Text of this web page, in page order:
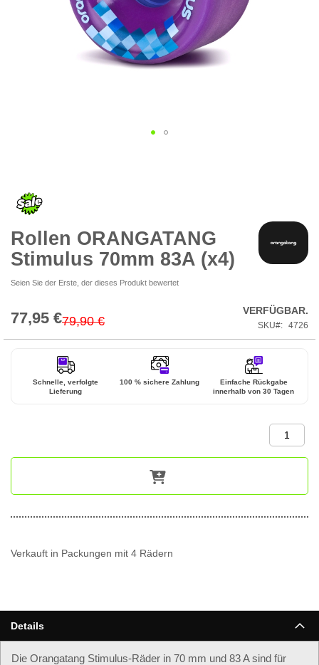
Bildgalerie
springen
Rollen ORANGATANG
Stimulus 70mm 83A (x4)
Seien Sie der Erste, der dieses Produkt bewertet
Special
77,95 €79,90 €
VERFÜGBAR.
SKU 4726
Schnelle, verfolgte
Lieferung
100 % sichere Zahlung
Einfache Rückgabe
innerhalb von 30 Tagen
Verkauft in Packungen mit 4 Rädern
Details
Die Orangatang Stimulus-Räder in 70 mm und 83 A sind für